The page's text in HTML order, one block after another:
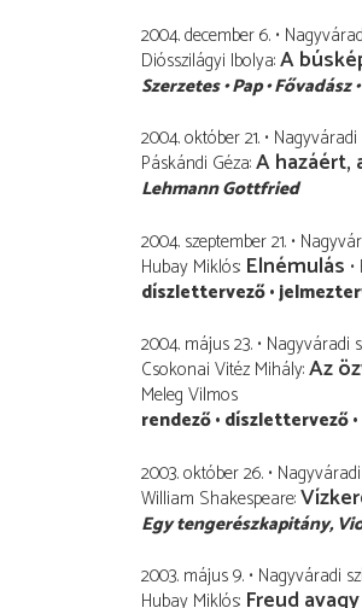
2004. december 6.
Diósszilágyi Ibolya A
Szerzetes Pap Fővadász
2004. október 21.
Páskándi Géza A hazáért,
Lehmann Gottfried
2004. szeptember 21.
Hubay Miklós Elnémulás
díszlettervező
2004. május 23. Nagyváradi
Csokonai Vitéz Mihály Az
Meleg Vilmos
rendező díszlettervező
2003. október 26.
William Shakespeare
Egy tengerészkapitány
2003. május 9. Nagyváradi
Hubay Miklós